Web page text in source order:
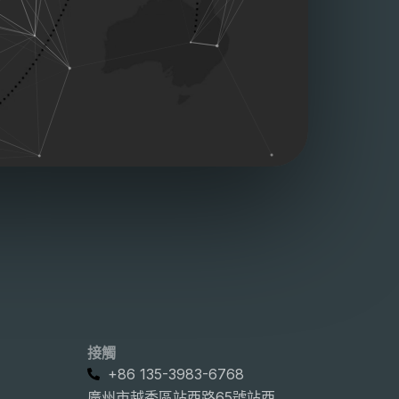
接觸
+86 135-3983-6768